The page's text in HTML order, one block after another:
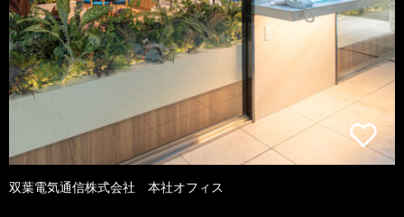
双葉電気通信株式会社 本社オフィス